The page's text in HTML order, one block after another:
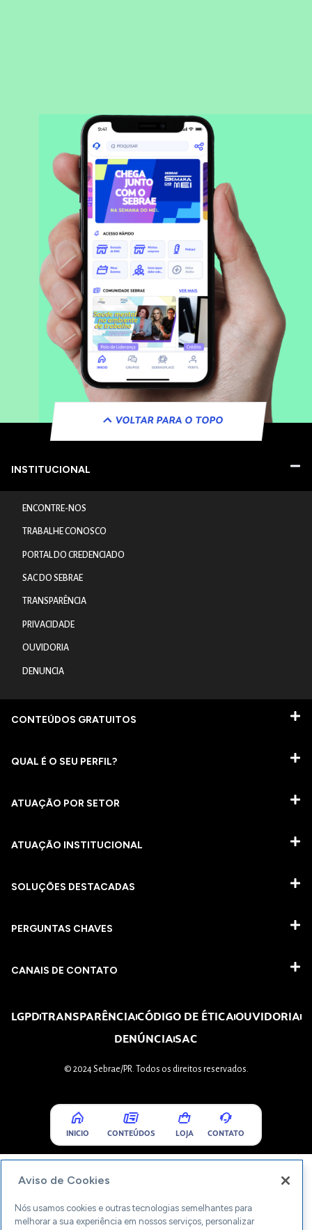
VOLTAR PARA O TOPO
INSTITUCIONAL
ENCONTRE-NOS
TRABALHE CONOSCO
PORTAL DO CREDENCIADO
SAC DO SEBRAE
TRANSPARÊNCIA
PRIVACIDADE
OUVIDORIA
DENUNCIA
CONTEÚDOS GRATUITOS
QUAL É O SEU PERFIL?
ATUAÇÃO POR SETOR
ATUAÇÃO INSTITUCIONAL
SOLUÇÕES DESTACADAS
PERGUNTAS CHAVES​
CANAIS DE CONTATO
LGPDTRANSPARÊNCIACÓDIGO DE ÉTICAOUVIDORIA
DENÚNCIASAC
© 2024 Sebrae/PR. Todos os direitos reservados.
INICIO CONTEÚDOS LOJA CONTATO
Aviso de Cookies
Nós usamos cookies e outras tecnologias semelhantes para
melhorar a sua experiência em nossos serviços, personalizar